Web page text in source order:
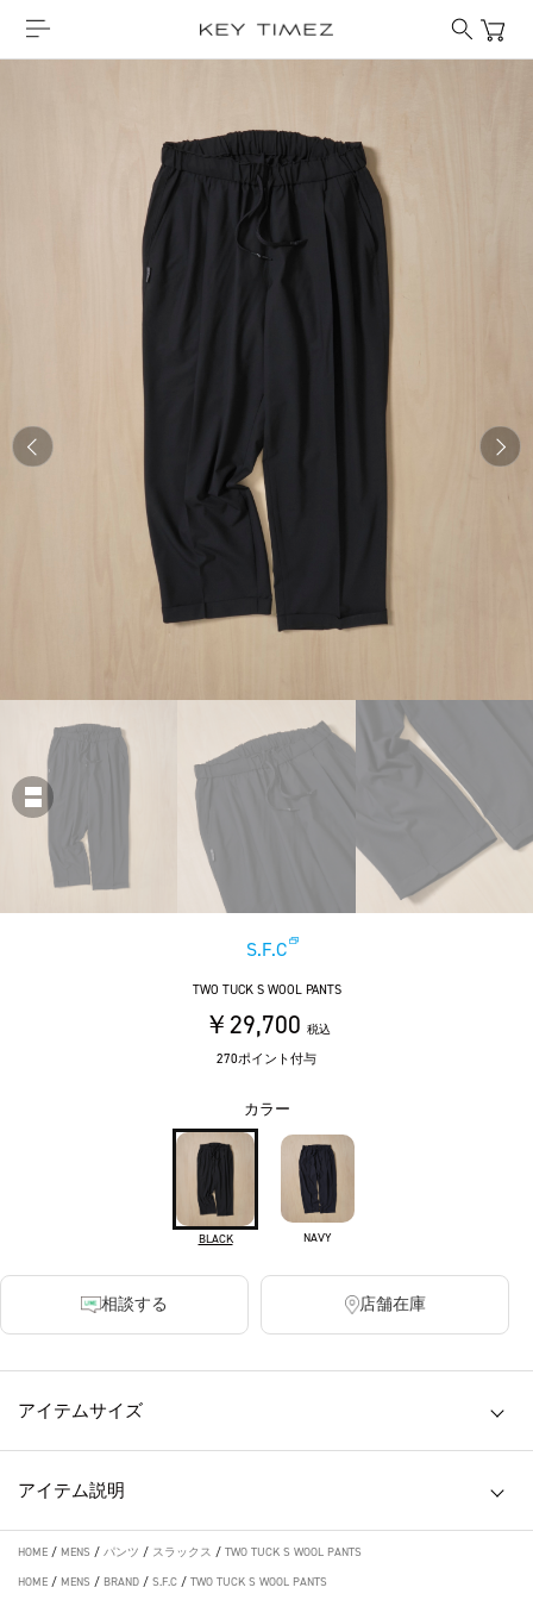
S.F.C
TWO TUCK S WOOL PANTS
￥29,700 税込
270ポイント付与
カラー
BLACK NAVY
相談する 店舗在庫
アイテムサイズ
アイテム説明
HOME / MENS / パンツ / スラックス / TWO TUCK S WOOL PANTS
HOME / MENS / BRAND / S.F.C / TWO TUCK S WOOL PANTS